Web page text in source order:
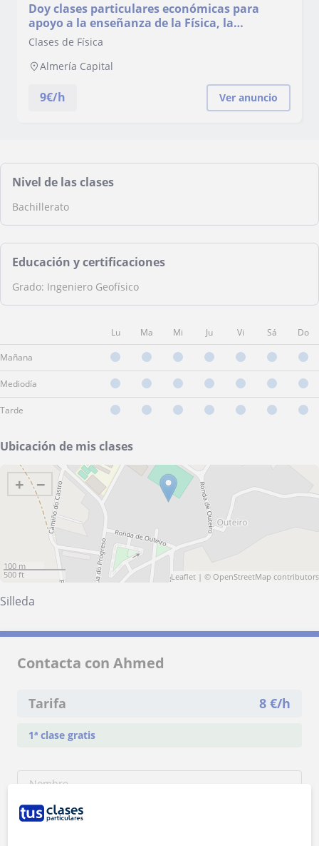
Doy clases particulares económicas para
apoyo a la enseñanza de la Física, la
Geografía y el Inglés
Clases de Física
Almería Capital
9€/h Ver anuncio
Nivel de las clases
Bachillerato
Educación y certificaciones
Grado: Ingeniero Geofísico
Lu Ma Mi Ju Vi Sá Do
Mañana
Mediodía
Tarde
Ubicación de mis clases
+ −
100 m
500 ft
Leaflet | © OpenStreetMap contributors
Silleda
Contacta con Ahmed
Tarifa 8 €/h
1ª clase gratis